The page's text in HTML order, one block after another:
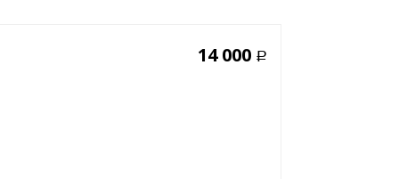
14 000 Р